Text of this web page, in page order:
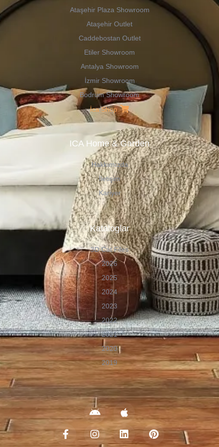
Ataşehir Plaza Showroom
Ataşehir Outlet
Caddebostan Outlet
Etiler Showroom
Antalya Showroom
İzmir Showroom
Bodrum Showroom
İca Shop
ICA Home & Garden
Hakkımızda
İletişim
Kariyer
Kataloglar
3D Cat Files
2026
2025
2024
2023
2022
2021
2020
2019